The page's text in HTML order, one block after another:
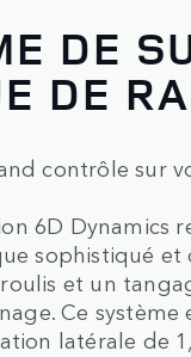
DE
DE
contrôle sur
6D
sophistiqué
et un
Ce
latérale de